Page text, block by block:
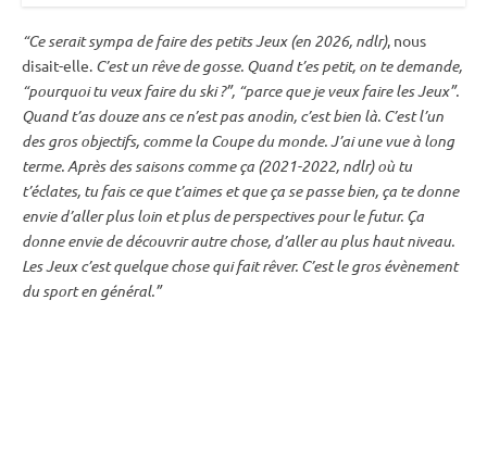
“Ce serait sympa de faire des petits Jeux (en 2026, ndlr), nous
disait-elle. C’est un rêve de gosse. Quand t’es petit, on te demande,
“pourquoi tu veux faire du ski ?”, “parce que je veux faire les Jeux”.
Quand t’as douze ans ce n’est pas anodin, c’est bien là. C’est l’un
des gros objectifs, comme la Coupe du monde. J’ai une vue à long
terme. Après des saisons comme ça (2021-2022, ndlr) où tu
t’éclates, tu fais ce que t’aimes et que ça se passe bien, ça te donne
envie d’aller plus loin et plus de perspectives pour le futur. Ça
donne envie de découvrir autre chose, d’aller au plus haut niveau.
Les Jeux c’est quelque chose qui fait rêver. C’est le gros évènement
du sport en général.”